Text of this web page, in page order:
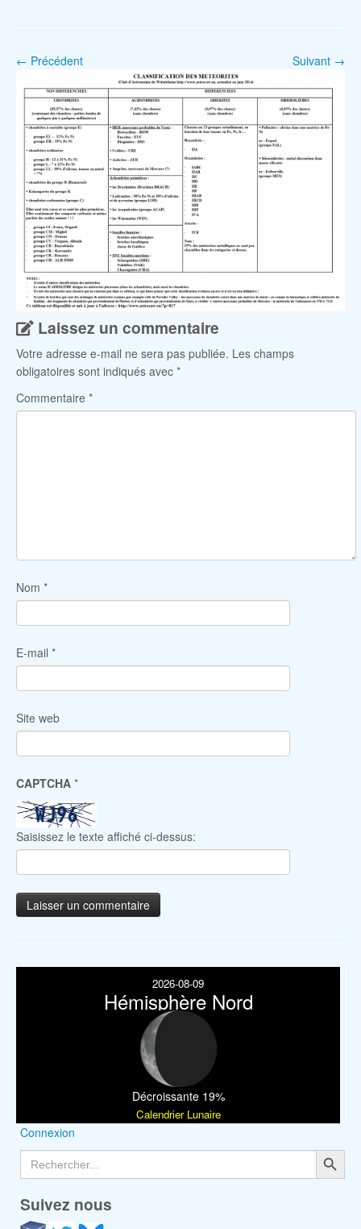
← Précédent Suivant →
Laissez un commentaire
Votre adresse e-mail ne sera pas publiée. Les champs
obligatoires sont indiqués avec *
Commentaire *
Nom *
E-mail *
Site web
CAPTCHA *
Saisissez le texte affiché ci-dessus:
2026-08-09
Hémisphère Nord
Décroissante 19%
Calendrier Lunaire
Connexion
Search
for:
Search Button
Suivez nous